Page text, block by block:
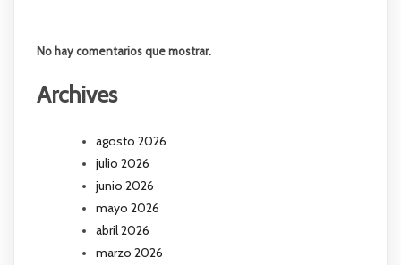
No hay comentarios que mostrar.
Archives
agosto 2026
julio 2026
junio 2026
mayo 2026
abril 2026
marzo 2026